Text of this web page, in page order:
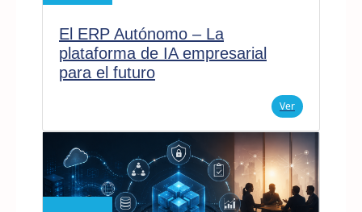
El ERP Autónomo – La
plataforma de IA empresarial
para el futuro
Ver